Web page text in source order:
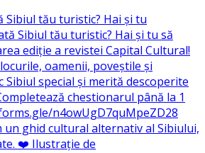
Sibiul tău turistic? Hai și tu